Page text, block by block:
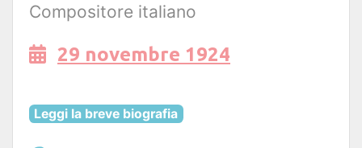
Compositore italiano
29 novembre 1924
Leggi la breve biografia